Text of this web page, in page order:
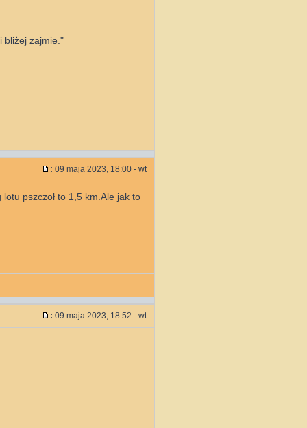
bliżej zajmie."
: 09 maja 2023, 18:00 - wt
pszczoł to 1,5 km.Ale jak to
: 09 maja 2023, 18:52 - wt